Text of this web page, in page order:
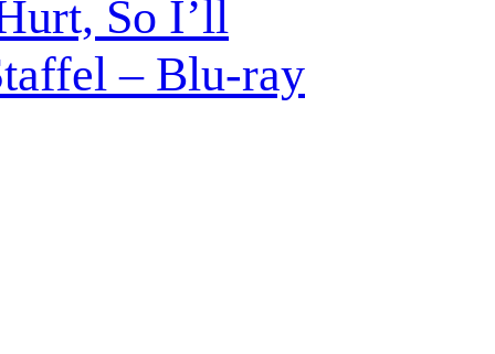
So I’ll
– Blu-ray